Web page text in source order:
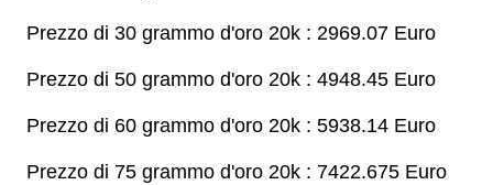
Prezzo di 30 grammo d'oro 20k : 2969.07 Euro
Prezzo di 50 grammo d'oro 20k : 4948.45 Euro
Prezzo di 60 grammo d'oro 20k : 5938.14 Euro
Prezzo di 75 grammo d'oro 20k : 7422.675 Euro